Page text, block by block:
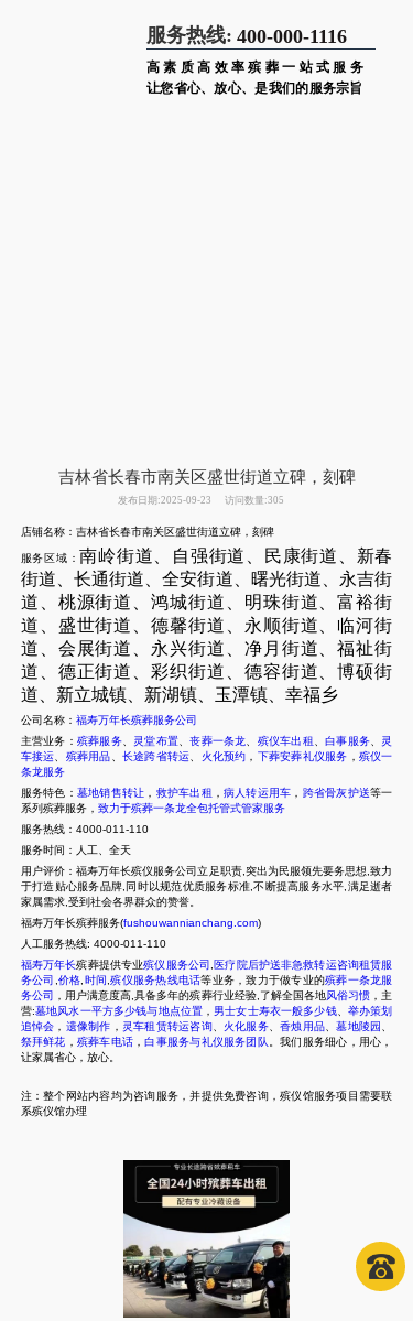
服务热线: 400-000-1116
高素质高效率殡葬一站式服务
让您省心、放心、是我们的服务宗旨
吉林省长春市南关区盛世街道立碑，刻碑
发布日期:2025-09-23 访问数量:305
店铺名称：吉林省长春市南关区盛世街道立碑，刻碑
服务区域： 南岭街道、自强街道、民康街道、新春
街道、长通街道、全安街道、曙光街道、永吉街
道、桃源街道、鸿城街道、明珠街道、富裕街
道、盛世街道、德馨街道、永顺街道、临河街
道、会展街道、永兴街道、净月街道、福祉街
道、德正街道、彩织街道、德容街道、博硕街
道、新立城镇、新湖镇、玉潭镇、幸福乡
公司名称： 福寿万年长殡葬服务公司
主营业务： 殡葬服务、 灵堂布置 、丧葬一条龙 殡仪车出租 、白事服务
灵
车接运
殡葬用品 长途跨省转运 火化预约 ， 下葬安葬礼仪服务 ， 殡仪一
条龙服务
服务特色： 墓地销售转让 ， 救护车出租 ， 病人转运用车 ， 跨省骨灰护送等一
系列殡葬服务， 致力于殡葬一条龙全包托管式管家服务
服务热线：4000-011-110
服务时间：人工、全天
用户评价：福寿万年长殡仪服务公司立足职责,突出为民服领先要务思想,致力
于打造贴心服务品牌,同时以规范优质服务标准,不断提高服务水平,满足逝者
家属需求,受到社会各界群众的赞誉。
福寿万年长殡葬服务(fushouwannianchang.com)
人工服务热线: 4000-011-110
福寿万年长殡葬提供专业殡仪服务公司 医疗院后护送非急救转运咨询租赁服
务公司 价格 时间 殡仪服务热线电话等业务，致力于做专业的殡葬一条龙服
务公司
，用户满意度高,具备多年的殡葬行业经验,了解全国各地风俗习惯 ，主
营:墓地风水一平方多少钱与地点位置 ， 男士女士寿衣一般多少钱、 举办策划
追悼会 ， 遗像制作 ， 灵车租赁转运咨询、 火化服务、香烛用品 、墓地陵园
祭拜鲜花 ， 殡葬车电话 ，白事服务与礼仪服务团队
。我们服务细心，用心，
让家属省心，放心。
注：整个网站内容均为咨询服务，并提供免费咨询，殡仪馆服务项目需要联
系殡仪馆办理